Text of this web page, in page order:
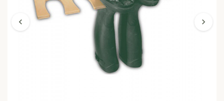
chevron_left chevron_right